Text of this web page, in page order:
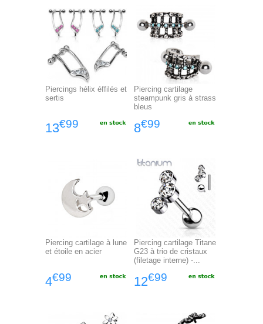
Piercings hélix éffilés et
sertis
13€99
Piercing cartilage
steampunk gris à strass
bleus
8€99
Piercing cartilage à lune
et étoile en acier
4€99
Piercing cartilage Titane
G23 à trio de cristaux
(filetage interne) -...
12€99